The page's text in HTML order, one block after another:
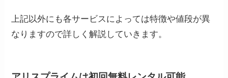
上記以外にも各サービスによっては特徴や値段が異
なりますので詳しく解説していきます。